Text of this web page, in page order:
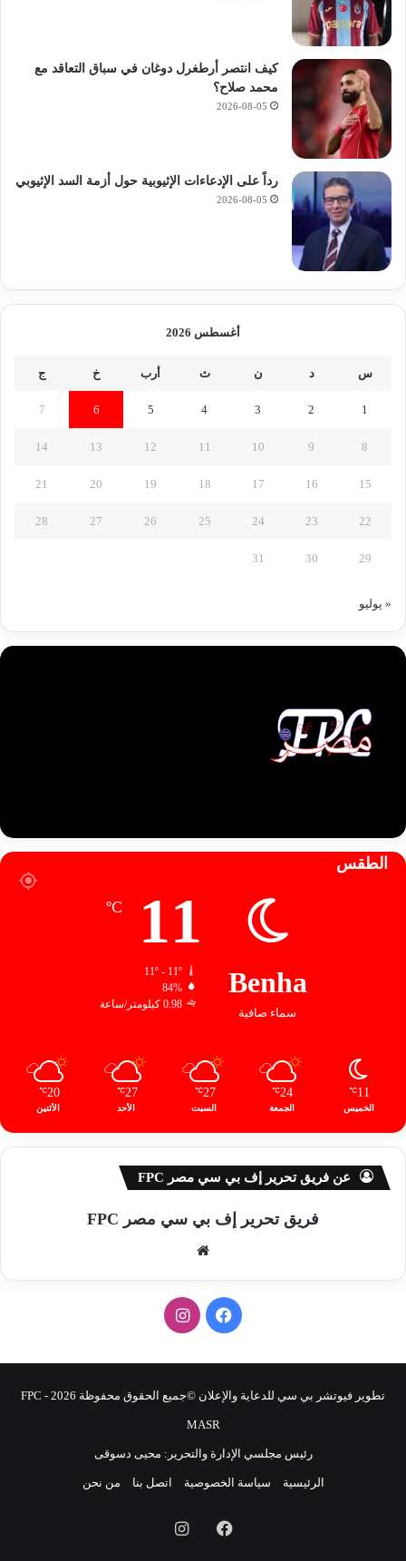
كيف انتصر أرطغرل دوغان في سباق التعاقد مع
محمد صلاح؟
2026-08-05
رداً على الإدعاءات الإثيوبية حول أزمة السد الإثيوبي
2026-08-05
أغسطس 2026
س د ن ث أرب خ ج
1
2
3
4
5
6
7
8
9
10
11
12
13
14
15
16
17
18
19
20
21
22
23
24
25
26
27
28
29
30
31
« يوليو
الطقس
Benha
سماء صافية
11
℃
11º - 11º
84%
0.98 كيلومتر/ساعة
11
℃
الخميس
24
℃
الجمعة
27
℃
السبت
27
℃
الأحد
20
℃
الأثنين
عن فريق تحرير إف بي سي مصر FPC
فريق تحرير إف بي سي مصر FPC
الوي
ب
س
ب
و
ق
ا
تطوير فيوتشر بي سي للدعاية والإعلان ©جميع الحقوق محفوظة 2026 - FPC
MASR
رئيس مجلسي الإدارة والتحرير: محيى دسوقى
الرئيسية سياسة الخصوصية اتصل بنا من نحن
فيسبوك